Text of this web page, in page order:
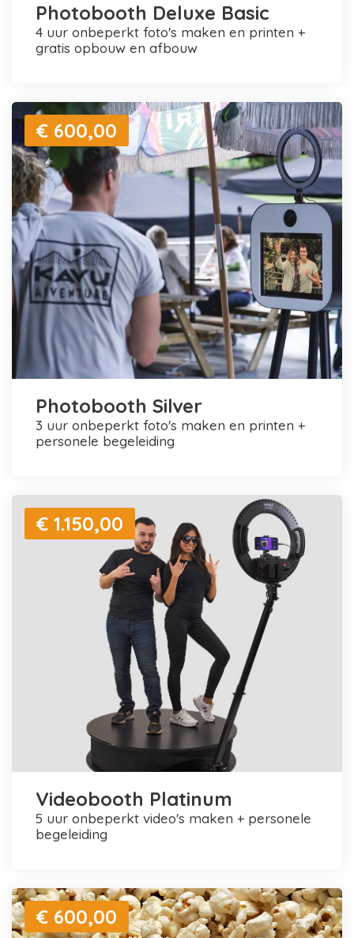
Photobooth Deluxe Basic
4 uur onbeperkt foto's maken en printen +
gratis opbouw en afbouw
€ 600,00
Photobooth Silver
3 uur onbeperkt foto's maken en printen +
personele begeleiding
€ 1.150,00
Videobooth Platinum
5 uur onbeperkt video's maken + personele
begeleiding
€ 600,00